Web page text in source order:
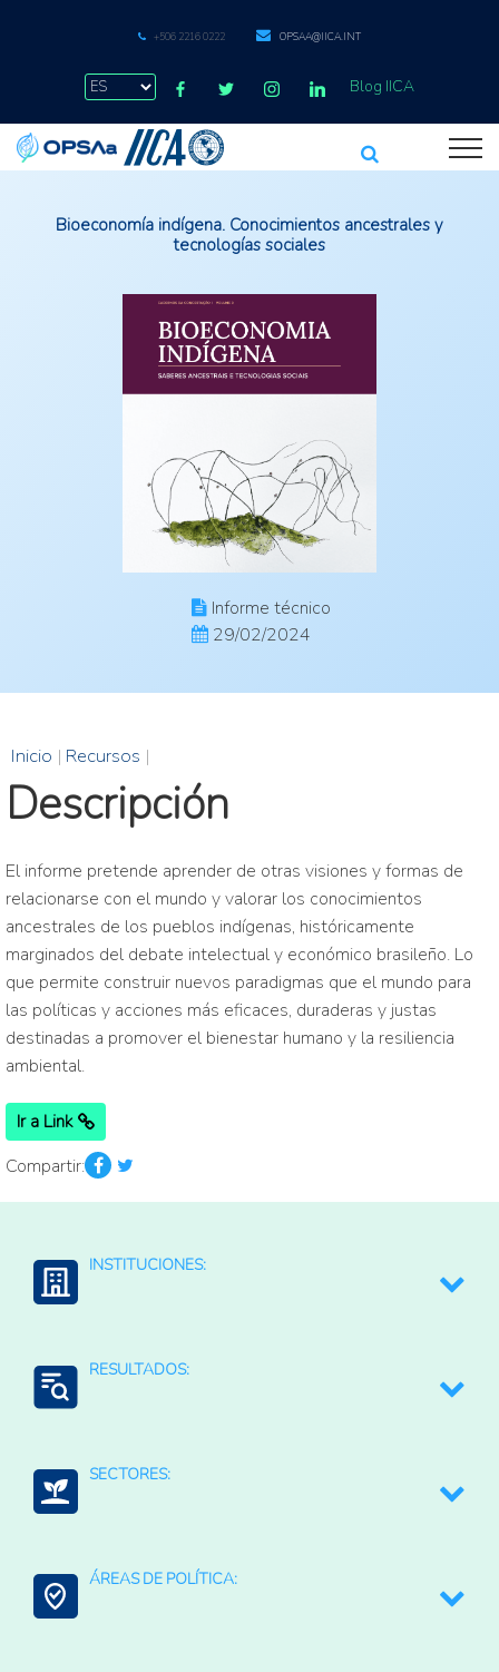
+506 2216 0222 OPSAA@IICA.INT
Blog IICA
Bioeconomía indígena. Conocimientos ancestrales y
tecnologías sociales
Informe técnico
29/02/2024
Inicio | Recursos |
Descripción
El informe pretende aprender de otras visiones y formas de
relacionarse con el mundo y valorar los conocimientos
ancestrales de los pueblos indígenas, históricamente
marginados del debate intelectual y económico brasileño. Lo
que permite construir nuevos paradigmas que el mundo para
las políticas y acciones más eficaces, duraderas y justas
destinadas a promover el bienestar humano y la resiliencia
ambiental.
Ir a Link
Compartir:
INSTITUCIONES:
RESULTADOS:
SECTORES:
ÁREAS DE POLÍTICA: